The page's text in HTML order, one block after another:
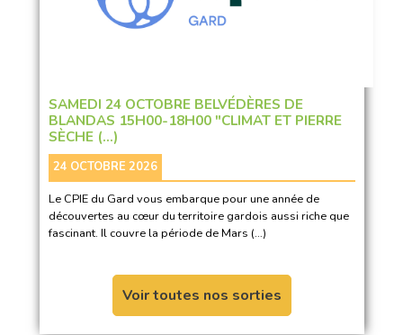
SAMEDI 24 OCTOBRE BELVÉDÈRES DE
BLANDAS 15H00-18H00 "CLIMAT ET PIERRE
SÈCHE (…)
24 OCTOBRE 2026
Le CPIE du Gard vous embarque pour une année de
découvertes au cœur du territoire gardois aussi riche que
fascinant. Il couvre la période de Mars (…)
Voir toutes nos sorties